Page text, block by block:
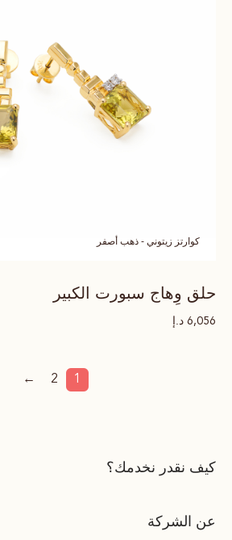
كوارتز زيتوني - ذهب أصفر
حلق وِهاج سبورت الكبير
6,056 د.إ
1
2
←
كيف نقدر نخدمك؟
عن الشركة